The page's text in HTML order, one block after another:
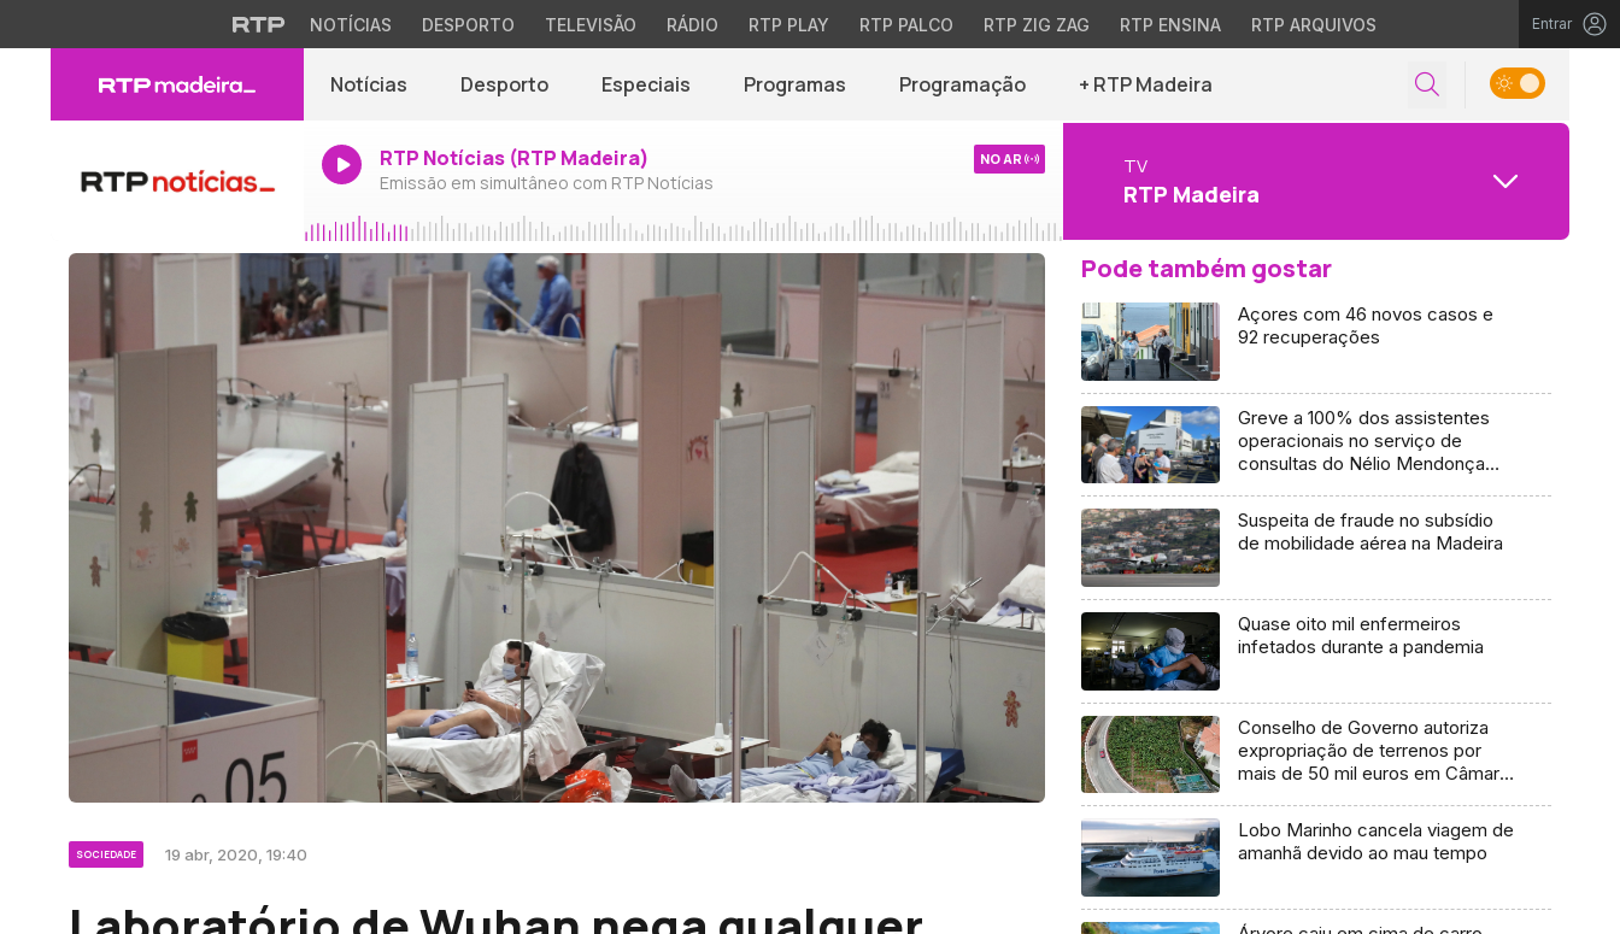
NOTÍCIAS DESPORTO TELEVISÃO RÁDIO RTP PLAY RTP PALCO RTP ZIG ZAG RTP ENSINA RTP ARQUIVOS Entrar
Notícias Desporto Especiais Programas Programação + RTP Madeira
RTP Notícias (RTP Madeira)
Emissão em simultâneo com RTP Notícias
NO AR TV
RTP Madeira
SOCIEDADE 19 abr, 2020, 19:40
Pode também gostar
Açores com 46 novos casos e
92 recuperações
Greve a 100% dos assistentes
operacionais no serviço de
consultas do Nélio Mendonça
Suspeita de fraude no subsídio
de mobilidade aérea na Madeira
Quase oito mil enfermeiros
infetados durante a pandemia
Conselho de Governo autoriza
expropriação de terrenos por
mais de 50 mil euros em Câmara
Lobo Marinho cancela viagem de
amanhã devido ao mau tempo